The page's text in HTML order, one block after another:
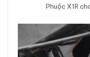
Phuộc X1R